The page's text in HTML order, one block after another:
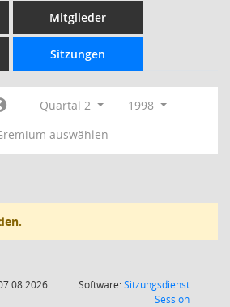
Mitglieder
Sitzungen
Quartal 2
1998
auswählen
Software:Sitzungsdienst
Session(Wird in